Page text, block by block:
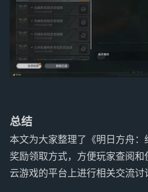
总结
本文为大家整理了《明日方舟
奖励领取方式，方便玩家查阅
云游戏的平台上进行相关交流讨